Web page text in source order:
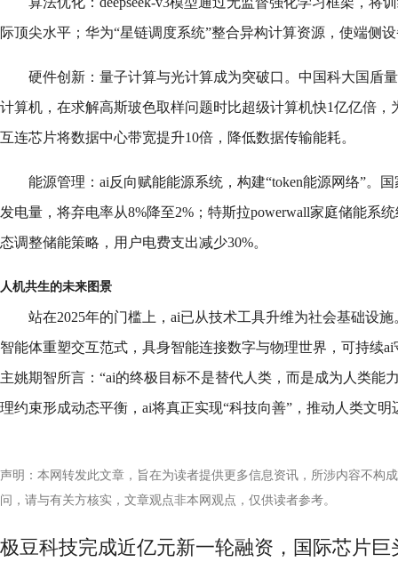
际顶尖水平；华为“星链调度系统”整合异构计算资源，使端侧
硬件创新：量子计算与光计算成为突破口。中国科大国盾
计算机，在求解高斯玻色取样问题时比超级计算机快1亿亿倍，
互连芯片将数据中心带宽提升10倍，降低数据传输能耗。
能源管理：ai反向赋能能源系统，构建“token能源网络”。
发电量，将弃电率从8%降至2%；特斯拉powerwall家庭储能系
态调整储能策略，用户电费支出减少30%。
人机共生的未来图景
站在2025年的门槛上，ai已从技术工具升维为社会基础设
智能体重塑交互范式，具身智能连接数字与物理世界，可持续
主姚期智所言：“ai的终极目标不是替代人类，而是成为人类能
理约束形成动态平衡，ai将真正实现“科技向善”，推动人类文
声明：本网转发此文章，旨在为读者提供更多信息资讯，所涉内容不构
问，请与有关方核实，文章观点非本网观点，仅供读者参考。
极豆科技完成近亿元新一轮融资，国际芯片